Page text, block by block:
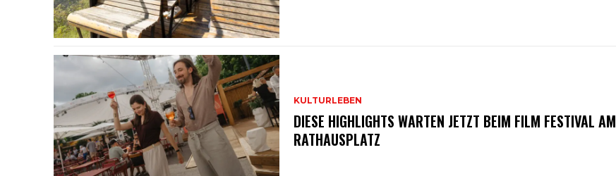
KULTURLEBEN
DIESE HIGHLIGHTS WARTEN JETZT BEIM FILM FESTIVAL AM
RATHAUSPLATZ